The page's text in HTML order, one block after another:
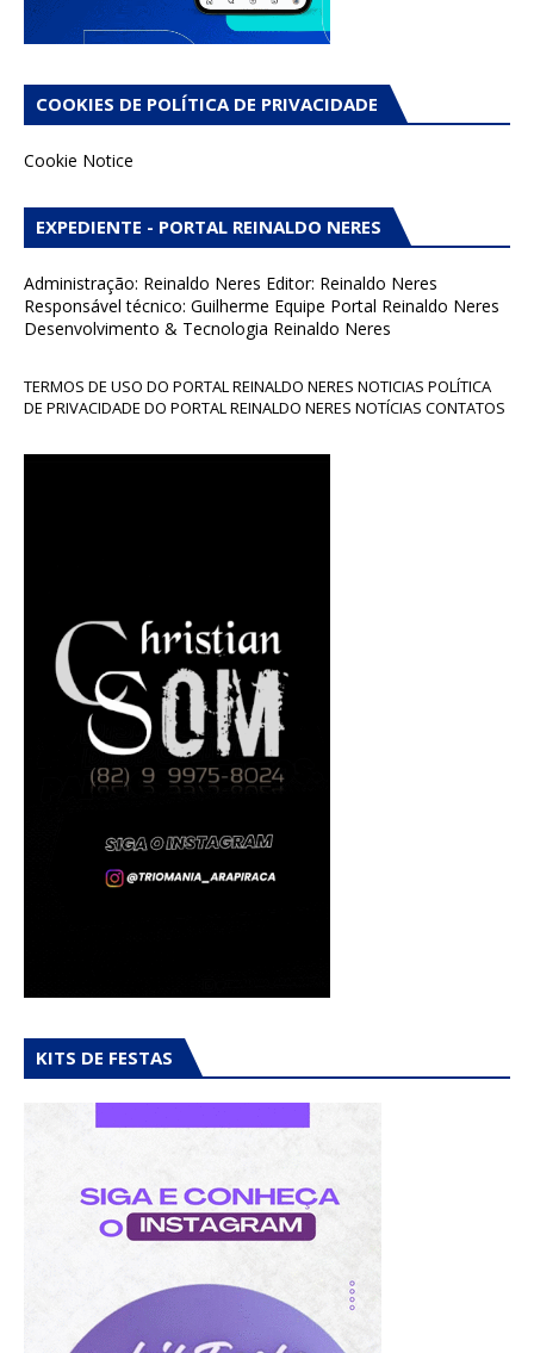
COOKIES DE POLÍTICA DE PRIVACIDADE
Cookie Notice
EXPEDIENTE - PORTAL REINALDO NERES
Administração: Reinaldo Neres Editor: Reinaldo Neres
Responsável técnico: Guilherme Equipe Portal Reinaldo Neres
Desenvolvimento & Tecnologia Reinaldo Neres
TERMOS DE USO DO PORTAL REINALDO NERES NOTICIAS POLÍTICA
DE PRIVACIDADE DO PORTAL REINALDO NERES NOTÍCIAS CONTATOS
KITS DE FESTAS